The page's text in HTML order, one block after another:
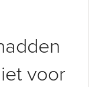
voor